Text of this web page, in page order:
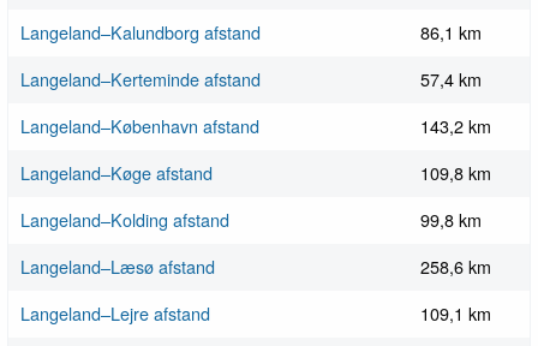
Langeland–Kalundborg afstand
86,1 km
Langeland–Kerteminde afstand
57,4 km
Langeland–København afstand
143,2 km
Langeland–Køge afstand
109,8 km
Langeland–Kolding afstand
99,8 km
Langeland–Læsø afstand
258,6 km
Langeland–Lejre afstand
109,1 km